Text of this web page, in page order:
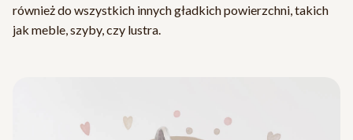
również do wszystkich innych gładkich powierzchni, takich
jak meble, szyby, czy lustra.